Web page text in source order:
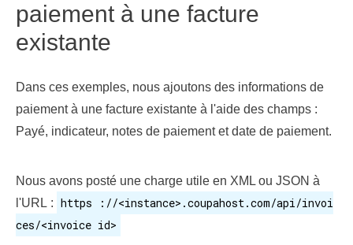
paiement à une facture
existante
Dans ces exemples, nous ajoutons des informations de
paiement à une facture existante à l'aide des champs :
Payé, indicateur, notes de paiement et date de paiement.
Nous avons posté une charge utile en XML ou JSON à
l'URL : https ://<instance>.coupahost.com/api/invoi
ces/<invoice id>